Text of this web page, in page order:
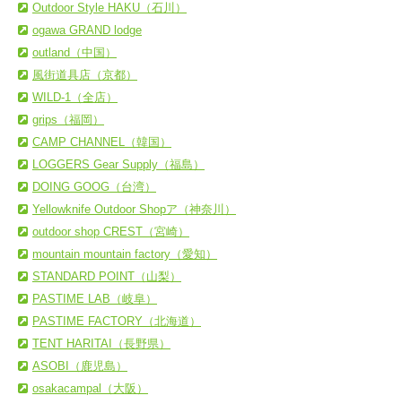
Outdoor Style HAKU（石川）
ogawa GRAND lodge
outland（中国）
風街道具店（京都）
WILD-1（全店）
grips（福岡）
CAMP CHANNEL（韓国）
LOGGERS Gear Supply（福島）
DOING GOOG（台湾）
Yellowknife Outdoor Shopア（神奈川）
outdoor shop CREST（宮崎）
mountain mountain factory（愛知）
STANDARD POINT（山梨）
PASTIME LAB（岐阜）
PASTIME FACTORY（北海道）
TENT HARITAI（長野県）
ASOBI（鹿児島）
osakacampal（大阪）